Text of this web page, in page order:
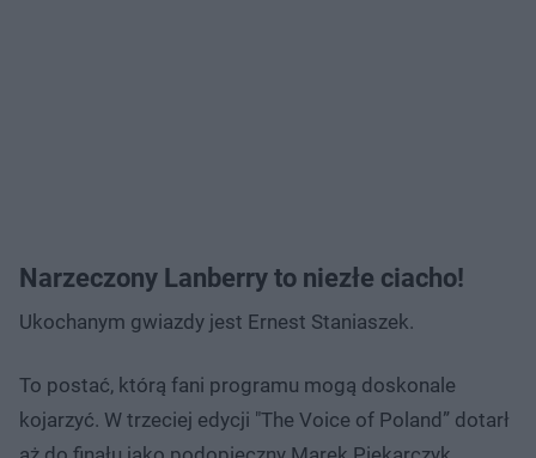
Narzeczony Lanberry to niezłe ciacho!
Ukochanym gwiazdy jest Ernest Staniaszek.
To postać, którą fani programu mogą doskonale
kojarzyć. W trzeciej edycji "The Voice of Poland” dotarł